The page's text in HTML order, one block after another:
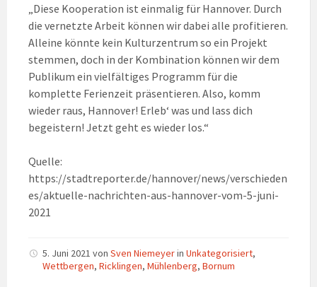
„Diese Kooperation ist einmalig für Hannover. Durch
die vernetzte Arbeit können wir dabei alle profitieren.
Alleine könnte kein Kulturzentrum so ein Projekt
stemmen, doch in der Kombination können wir dem
Publikum ein vielfältiges Programm für die
komplette Ferienzeit präsentieren. Also, komm
wieder raus, Hannover! Erleb‘ was und lass dich
begeistern! Jetzt geht es wieder los.“
Quelle:
https://stadtreporter.de/hannover/news/verschieden
es/aktuelle-nachrichten-aus-hannover-vom-5-juni-
2021
5. Juni 2021 von Sven Niemeyerin Unkategorisiert,
Wettbergen, Ricklingen, Mühlenberg, Bornum